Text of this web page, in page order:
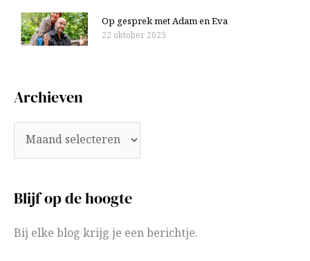
Op gesprek met Adam en Eva
22 oktober 2025
Archieven
Blijf op de hoogte
Bij elke blog krijg je een berichtje.